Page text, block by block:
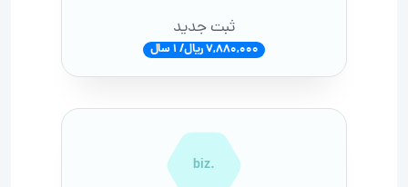
ثبت جدید
7,880,000 ریال/ 1 سال
.biz